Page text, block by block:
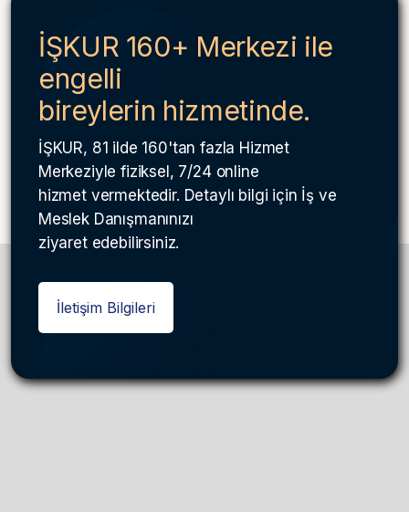
İŞKUR 160+ Merkezi ile
engelli
bireylerin hizmetinde.
İŞKUR, 81 ilde 160'tan fazla Hizmet
Merkeziyle fiziksel, 7/24 online
hizmet vermektedir. Detaylı bilgi için İş ve
Meslek Danışmanınızı
ziyaret edebilirsiniz.
İletişim Bilgileri